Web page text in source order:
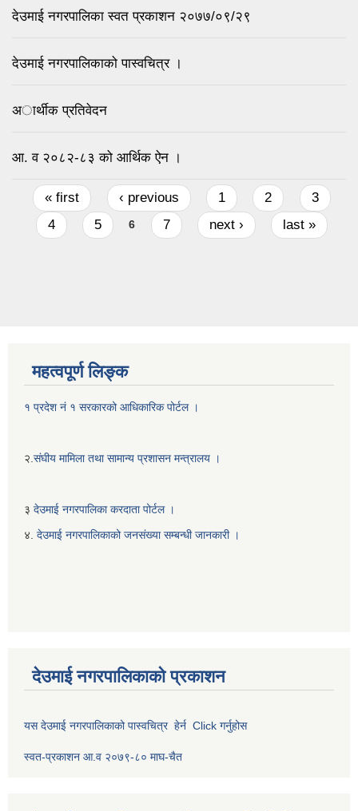
देउमाई नगरपालिका स्वत प्रकाशन २०७७/०९/२९
देउमाई नगरपालिकाको पास्वचित्र ।
अार्थीक प्रतिवेदन
आ. व २०८२-८३ को आर्थिक ऐन ।
Pages
« first ‹ previous 1 2
3
4
5 6 7 next › last »
महत्वपूर्ण लिङ्क
१ प्रदेश नं १ सरकारको आधिकारिक पोर्टल ।
२. संघीय मामिला तथा सामान्य प्रशासन मन्त्रालय ।
३ देउमाई नगरपालिका करदाता पोर्टल ।
४. देउमाई नगरपालिकाको जनसंख्या सम्बन्धी जानकारी ।
देउमाई नगरपालिकाको प्रकाशन
यस देउमाई नगरपालिकाको पास्वचित्र हेर्न Click गर्नुहोस
स्वत-प्रकाशन आ.व २०७९-८० माघ-चैत